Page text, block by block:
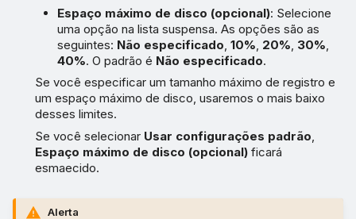
Espaço máximo de disco (opcional): Selecione
uma opção na lista suspensa. As opções são as
seguintes: Não especificado ,10% 20% 30%
40%. O padrão é Não especificado.
Se você especificar um tamanho máximo de registro e
um espaço máximo de disco, usaremos o mais baixo
desses limites.
Se você selecionar Usar configurações padrão
Espaço máximo de disco (opcional) ficará
esmaecido.
Alerta